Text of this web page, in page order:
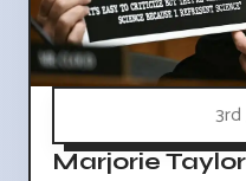
3rd
Marjorie